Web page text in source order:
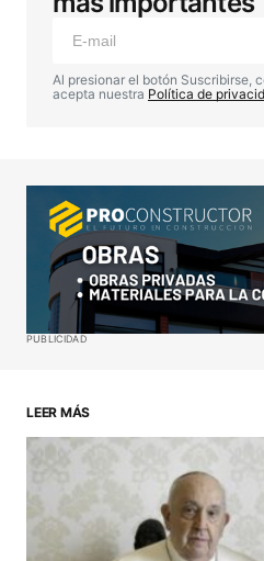
marcados con *
Comentario*
Your Name*
Your E-mail*
ENVIAR COMENTARIO
Al presionar el botón Suscribirse,
acepta nuestra Política de
PUBLICIDAD
LEER MÁS